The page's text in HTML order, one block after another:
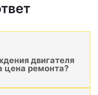
двигателя
цена ремонта?